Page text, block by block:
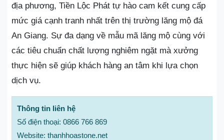
địa phương, Tiền Lộc Phát tự hào cam kết cung cấp
mức giá cạnh tranh nhất trên thị trường lăng mộ đá
An Giang. Sự đa dạng về mẫu mã lăng mộ cùng với
các tiêu chuẩn chất lượng nghiêm ngặt mà xưởng
thực hiện sẽ giúp khách hàng an tâm khi lựa chọn
dịch vụ.
Thông tin liên hệ
Số điện thoại: 0866 766 869
Website: thanhhoastone.net